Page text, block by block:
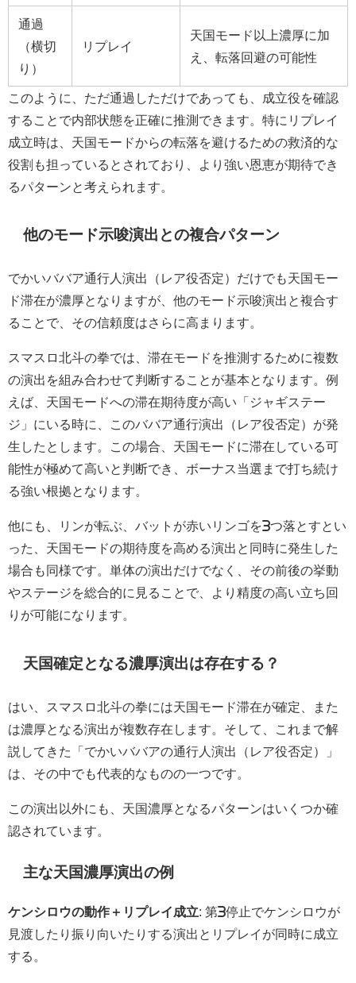
通過
（横切
り）
リプレイ
天国モード以上濃厚に加
え、転落回避の可能性
このように、ただ通過しただけであっても、成立役を確認
することで内部状態を正確に推測できます。特にリプレイ
成立時は、天国モードからの転落を避けるための救済的な
役割も担っているとされており、より強い恩恵が期待でき
るパターンと考えられます。
他のモード示唆演出との複合パターン
でかいババア通行人演出（レア役否定）だけでも天国モー
ド滞在が濃厚となりますが、他のモード示唆演出と複合す
ることで、その信頼度はさらに高まります。
スマスロ北斗の拳では、滞在モードを推測するために複数
の演出を組み合わせて判断することが基本となります。例
えば、天国モードへの滞在期待度が高い「ジャギステー
ジ」にいる時に、このババア通行演出（レア役否定）が発
生したとします。この場合、天国モードに滞在している可
能性が極めて高いと判断でき、ボーナス当選まで打ち続け
る強い根拠となります。
他にも、リンが転ぶ、バットが赤いリンゴを3つ落とすとい
った、天国モードの期待度を高める演出と同時に発生した
場合も同様です。単体の演出だけでなく、その前後の挙動
やステージを総合的に見ることで、より精度の高い立ち回
りが可能になります。
天国確定となる濃厚演出は存在する？
はい、スマスロ北斗の拳には天国モード滞在が確定、また
は濃厚となる演出が複数存在します。そして、これまで解
説してきた「でかいババアの通行人演出（レア役否定）」
は、その中でも代表的なものの一つです。
この演出以外にも、天国濃厚となるパターンはいくつか確
認されています。
主な天国濃厚演出の例
ケンシロウの動作＋リプレイ成立: 第3停止でケンシロウが
見渡したり振り向いたりする演出とリプレイが同時に成立
する。